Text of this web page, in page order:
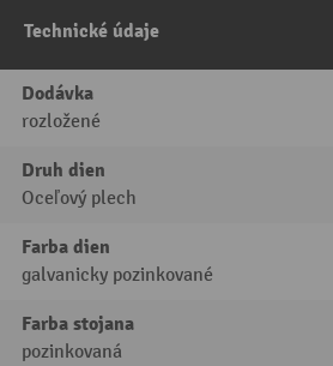
Technické údaje
Dodávka
rozložené
Druh dien
Oceľový plech
Farba dien
galvanicky pozinkované
Farba stojana
pozinkovaná